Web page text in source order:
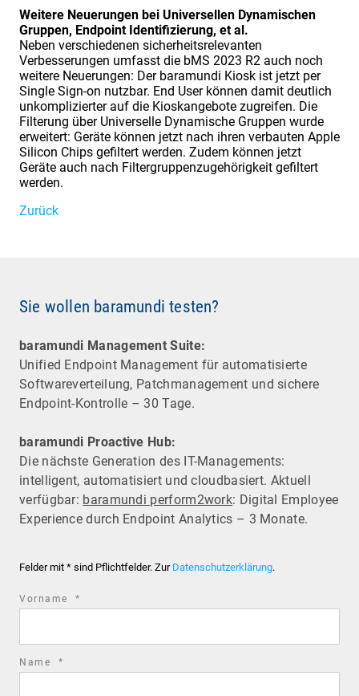
Weitere Neuerungen bei Universellen Dynamischen
Gruppen, Endpoint Identifizierung, et al.
Neben verschiedenen sicherheitsrelevanten
Verbesserungen umfasst die bMS 2023 R2 auch noch
weitere Neuerungen: Der baramundi Kiosk ist jetzt per
Single Sign-on nutzbar. End User können damit deutlich
unkomplizierter auf die Kioskangebote zugreifen. Die
Filterung über Universelle Dynamische Gruppen wurde
erweitert: Geräte können jetzt nach ihren verbauten Apple
Silicon Chips gefiltert werden. Zudem können jetzt
Geräte auch nach Filtergruppenzugehörigkeit gefiltert
werden.
Zurück
Sie wollen baramundi testen?
baramundi Management Suite:
Unified Endpoint Management für automatisierte
Software­verteilung, Patchmanagement und sichere
Endpoint-Kontrolle – 30 Tage.
baramundi Proactive Hub:
Die nächste Generation des IT-Managements:
intelligent, automatisiert und cloudbasiert. Aktuell
verfügbar: baramundi perform2work: Digital Employee
Experience durch Endpoint Analytics – 3 Monate.
Felder mit * sind Pflichtfelder. Zur Datenschutzerklärung.
Vorname *
Name *